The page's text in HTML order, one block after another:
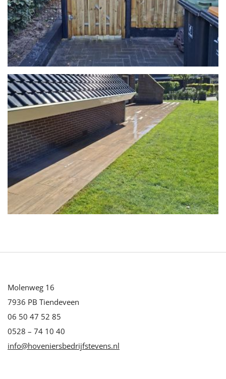
Molenweg 16
7936 PB Tiendeveen
06 50 47 52 85
0528 – 74 10 40
info@hoveniersbedrijfstevens.nl